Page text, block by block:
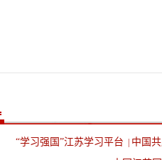
“学习强国”江苏学习平台 中国